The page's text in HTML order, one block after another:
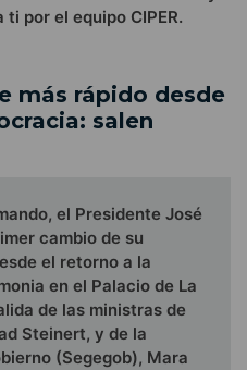
por el equipo CIPER.
más rápido desde
salen
el Presidente José
cambio de su
el retorno a la
en el Palacio de La
de las ministras de
Steinert, y de la
(Segegob), Mara